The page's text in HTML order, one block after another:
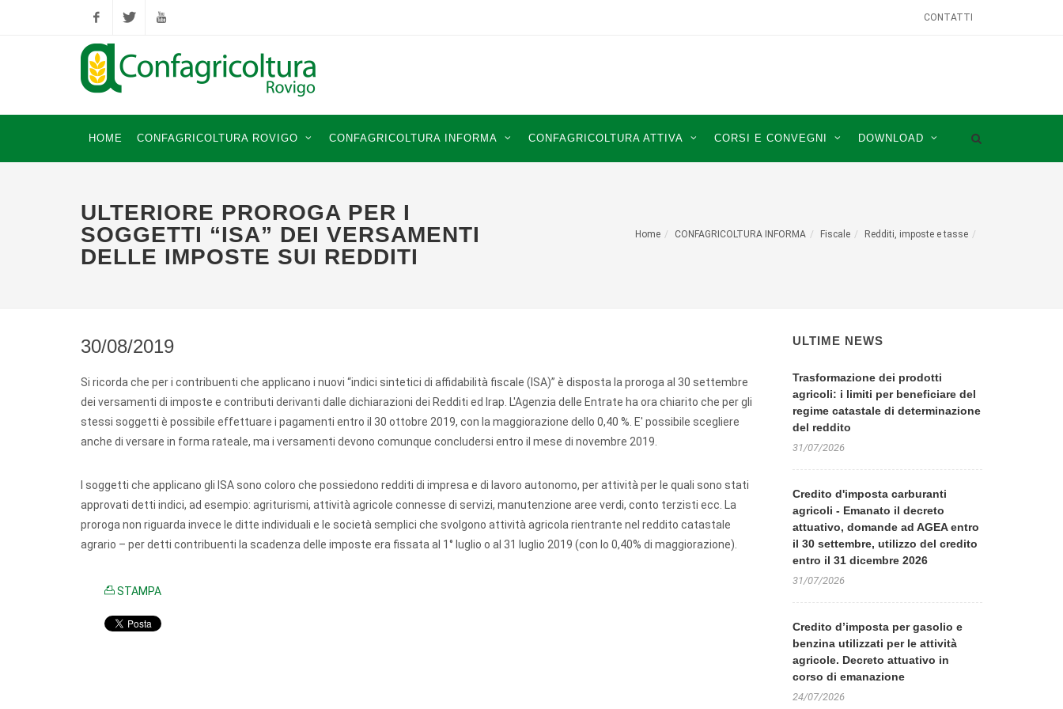
FacebookTwitter YouTube
CONTATTI
HOME CONFAGRICOLTURA ROVIGO CONFAGRICOLTURA INFORMA CONFAGRICOLTURA ATTIVA CORSI E CONVEGNI DOWNLOAD
ULTERIORE PROROGA PER I
SOGGETTI “ISA” DEI VERSAMENTI
DELLE IMPOSTE SUI REDDITI
Home CONFAGRICOLTURA INFORMA Fiscale Redditi, imposte e tasse
30/08/2019
Si ricorda che per i contribuenti che applicano i nuovi “indici sintetici di affidabilità fiscale (ISA)” è disposta la proroga al 30 settembre
dei versamenti di imposte e contributi derivanti dalle dichiarazioni dei Redditi ed Irap. L'Agenzia delle Entrate ha ora chiarito che per gli
stessi soggetti è possibile effettuare i pagamenti entro il 30 ottobre 2019, con la maggiorazione dello 0,40 %. E' possibile scegliere
anche di versare in forma rateale, ma i versamenti devono comunque concludersi entro il mese di novembre 2019.
I soggetti che applicano gli ISA sono coloro che possiedono redditi di impresa e di lavoro autonomo, per attività per le quali sono stati
approvati detti indici, ad esempio: agriturismi, attività agricole connesse di servizi, manutenzione aree verdi, conto terzisti ecc. La
proroga non riguarda invece le ditte individuali e le società semplici che svolgono attività agricola rientrante nel reddito catastale
agrario – per detti contribuenti la scadenza delle imposte era fissata al 1° luglio o al 31 luglio 2019 (con lo 0,40% di maggiorazione).
STAMPA
ULTIME NEWS
Trasformazione dei prodotti
agricoli: i limiti per beneficiare del
regime catastale di determinazione
del reddito
31/07/2026
Credito d'imposta carburanti
agricoli - Emanato il decreto
attuativo, domande ad AGEA entro
il 30 settembre, utilizzo del credito
entro il 31 dicembre 2026
31/07/2026
Credito d’imposta per gasolio e
benzina utilizzati per le attività
agricole. Decreto attuativo in
corso di emanazione
24/07/2026